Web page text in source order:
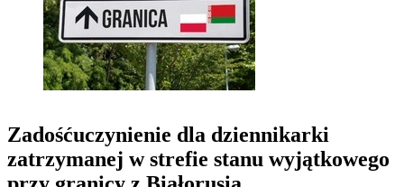
Zadośćuczynienie dla dziennikarki
zatrzymanej w strefie stanu wyjątkowego